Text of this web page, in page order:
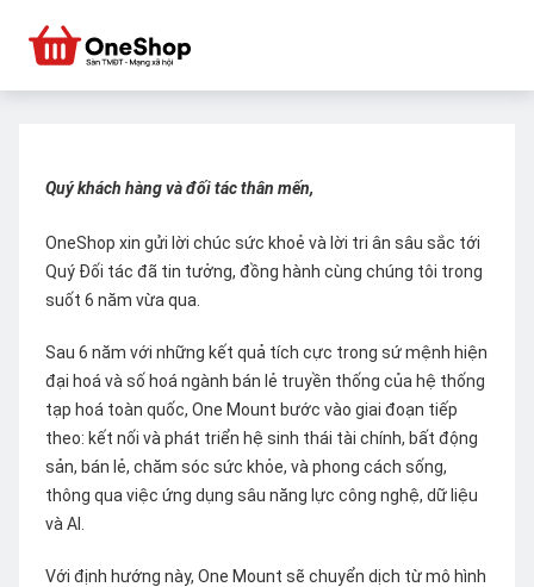
Quý khách hàng và đối tác thân mến,
OneShop xin gửi lời chúc sức khoẻ và lời tri ân sâu sắc tới
Quý Đối tác đã tin tưởng, đồng hành cùng chúng tôi trong
suốt 6 năm vừa qua.
Sau 6 năm với những kết quả tích cực trong sứ mệnh hiện
đại hoá và số hoá ngành bán lẻ truyền thống của hệ thống
tạp hoá toàn quốc, One Mount bước vào giai đoạn tiếp
theo: kết nối và phát triển hệ sinh thái tài chính, bất động
sản, bán lẻ, chăm sóc sức khỏe, và phong cách sống,
thông qua việc ứng dụng sâu năng lực công nghệ, dữ liệu
và AI.
Với định hướng này, One Mount sẽ chuyển dịch từ mô hình